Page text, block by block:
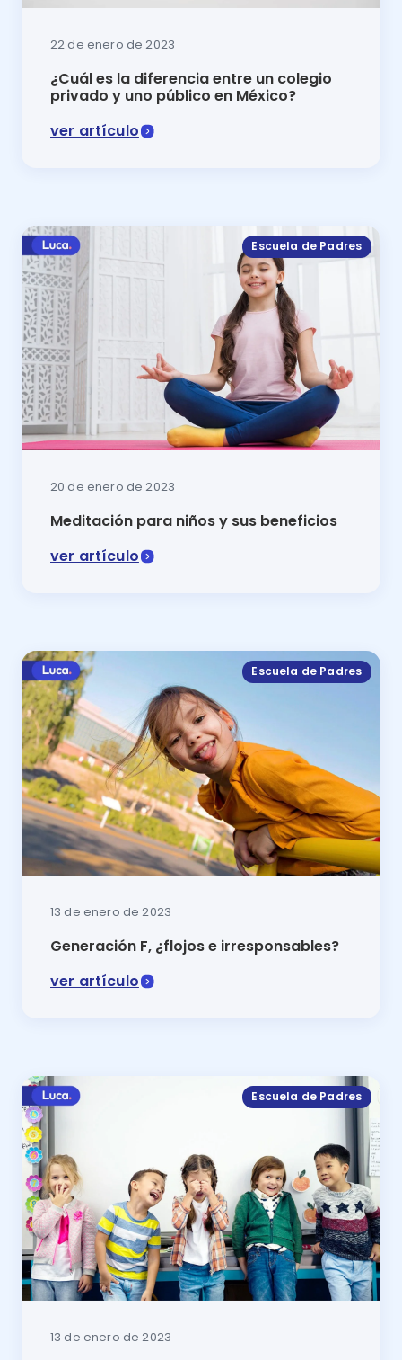
22 de enero de 2023
¿Cuál es la diferencia entre un colegio
privado y uno público en México?
ver artículo
Escuela de Padres
20 de enero de 2023
Meditación para niños y sus beneficios
ver artículo
Escuela de Padres
13 de enero de 2023
Generación F, ¿flojos e irresponsables?
ver artículo
Escuela de Padres
13 de enero de 2023